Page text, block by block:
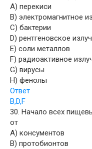
A) перекиси
B) электромагнитное
C) бактерии
D) рентгеновское
E) соли металлов
F) радиоактивное
G) вирусы
H) фенолы
Ответ
B,D,F
30. Начало всех
от
A) консументов
B) протобионтов